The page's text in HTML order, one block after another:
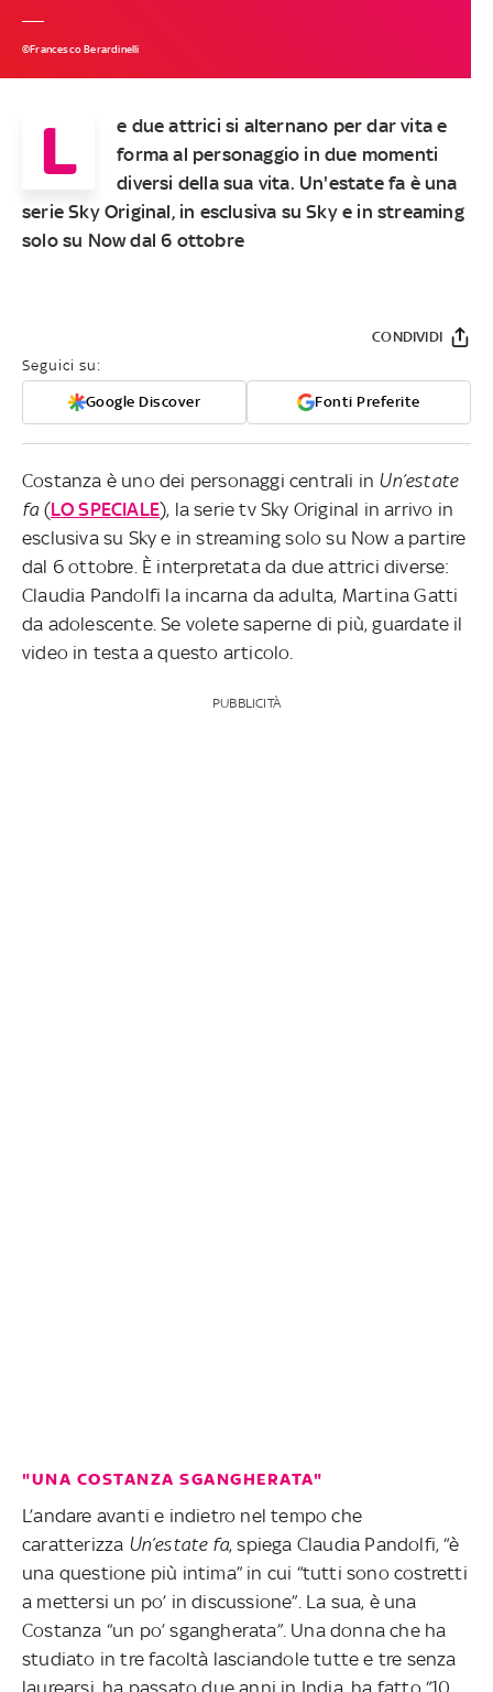
©Francesco Berardinelli
L
e due attrici si alternano per dar vita e
forma al personaggio in due momenti
diversi della sua vita. Un'estate fa è una
serie Sky Original, in esclusiva su Sky e in streaming
solo su Now dal 6 ottobre
Seguici su:
Google Discover Fonti Preferite
CONDIVIDI
Costanza è uno dei personaggi centrali in Un’estate
fa (LO SPECIALE), la serie tv Sky Original in arrivo in
esclusiva su Sky e in streaming solo su Now a partire
dal 6 ottobre. È interpretata da due attrici diverse:
Claudia Pandolfi la incarna da adulta, Martina Gatti
da adolescente. Se volete saperne di più, guardate il
video in testa a questo articolo.
PUBBLICITÀ
"UNA COSTANZA SGANGHERATA"
L’andare avanti e indietro nel tempo che
caratterizza Un’estate fa, spiega Claudia Pandolfi, “è
una questione più intima” in cui “tutti sono costretti
a mettersi un po’ in discussione”. La sua, è una
Costanza “un po’ sgangherata”. Una donna che ha
studiato in tre facoltà lasciandole tutte e tre senza
laurearsi, ha passato due anni in India, ha fatto “10